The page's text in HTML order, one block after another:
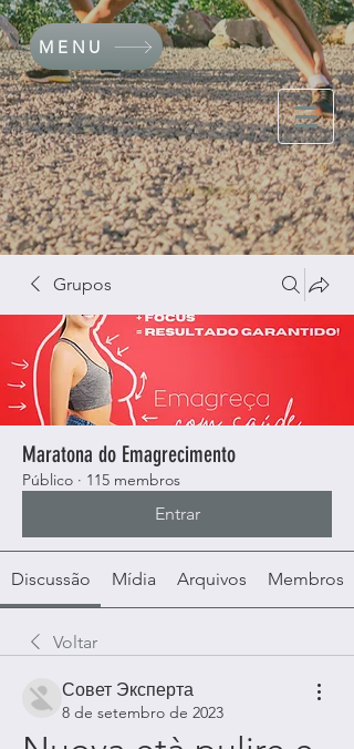
MENU
Grupos
Maratona do Emagrecimento
Público · 115 membros
Entrar
Discussão Mídia Arquivos Membros
Voltar
Совет Эксперта
8 de setembro de 2023